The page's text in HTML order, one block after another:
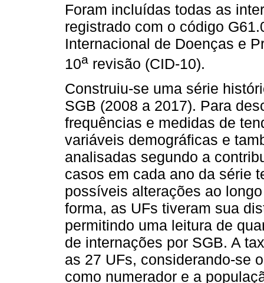
Foram incluídas todas as
registrado com o código
Internacional de Doenças e
10a revisão (CID-10).
Construiu-se uma série
SGB (2008 a 2017). Para
frequências e medidas de
variáveis demográficas e
analisadas segundo a
casos em cada ano da série
possíveis alterações ao
forma, as UFs tiveram sua
permitindo uma leitura de
de internações por SGB. A
as 27 UFs, considerando-se
como numerador e a